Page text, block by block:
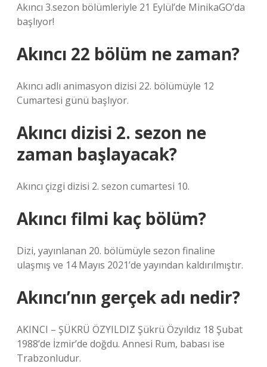
Akıncı 3.sezon bölümleriyle 21 Eylül’de MinikaGO’da
başlıyor!
Akıncı 22 bölüm ne zaman?
Akıncı adlı animasyon dizisi 22. bölümüyle 12
Cumartesi günü başlıyor.
Akıncı dizisi 2. sezon ne
zaman başlayacak?
Akıncı çizgi dizisi 2. sezon cumartesi 10.
Akıncı filmi kaç bölüm?
Dizi, yayınlanan 20. bölümüyle sezon finaline
ulaşmış ve 14 Mayıs 2021’de yayından kaldırılmıştır.
Akıncı’nın gerçek adı nedir?
AKINCI – ŞÜKRÜ ÖZYILDIZ Şükrü Özyıldız 18 Şubat
1988’de İzmir’de doğdu. Annesi Rum, babası ise
Trabzonludur.